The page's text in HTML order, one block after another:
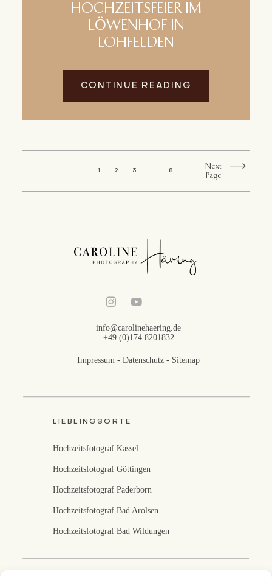
HOCHZEITSFEIER IM
LÖWENHOF IN
LOHFELDEN
CONTINUE READING
1 2 3 … 8
Next
Page
LIEBLINGSORTE
Hochzeitsfotograf Kassel
Hochzeitsfotograf Göttingen
Hochzeitsfotograf Paderborn
info@carolinehaering.de
+49 (0)174 8201832
Hochzeitsfotograf Bad Arolsen
Hochzeitsfotograf Bad Wildungen
Impressum -Datenschutz - Sitemap